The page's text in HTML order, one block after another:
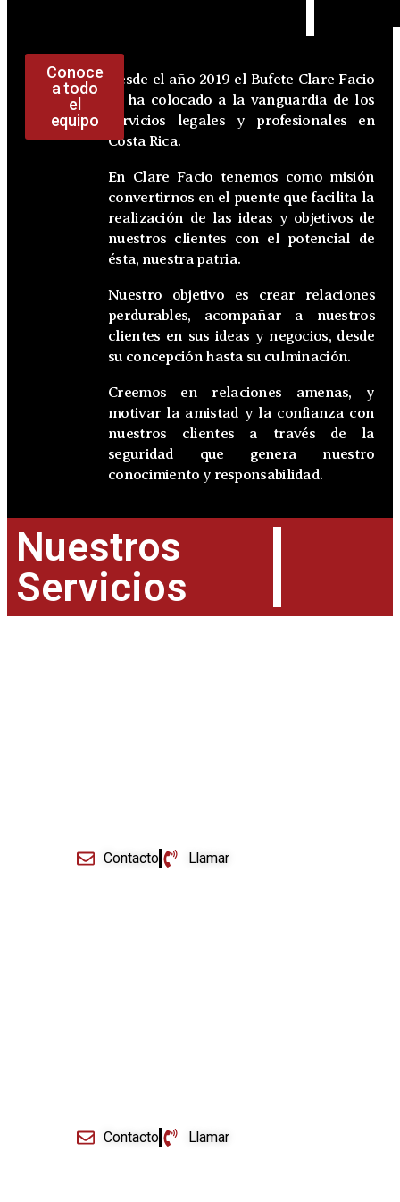
Desde el año 2019 el Bufete Clare Facio
se ha colocado a la vanguardia de los
servicios legales y profesionales en
Costa Rica.
En Clare Facio tenemos como misión
convertirnos en el puente que facilita la
realización de las ideas y objetivos de
nuestros clientes con el potencial de
ésta, nuestra patria.
Nuestro objetivo es crear relaciones
perdurables, acompañar a nuestros
clientes en sus ideas y negocios, desde
su concepción hasta su culminación.
Creemos en relaciones amenas, y
motivar la amistad y la confianza con
nuestros clientes a través de la
seguridad que genera nuestro
conocimiento y responsabilidad.
Conoce
a todo
el
equipo
Nuestros
Servicios
Contacto Llamar
Contacto Llamar